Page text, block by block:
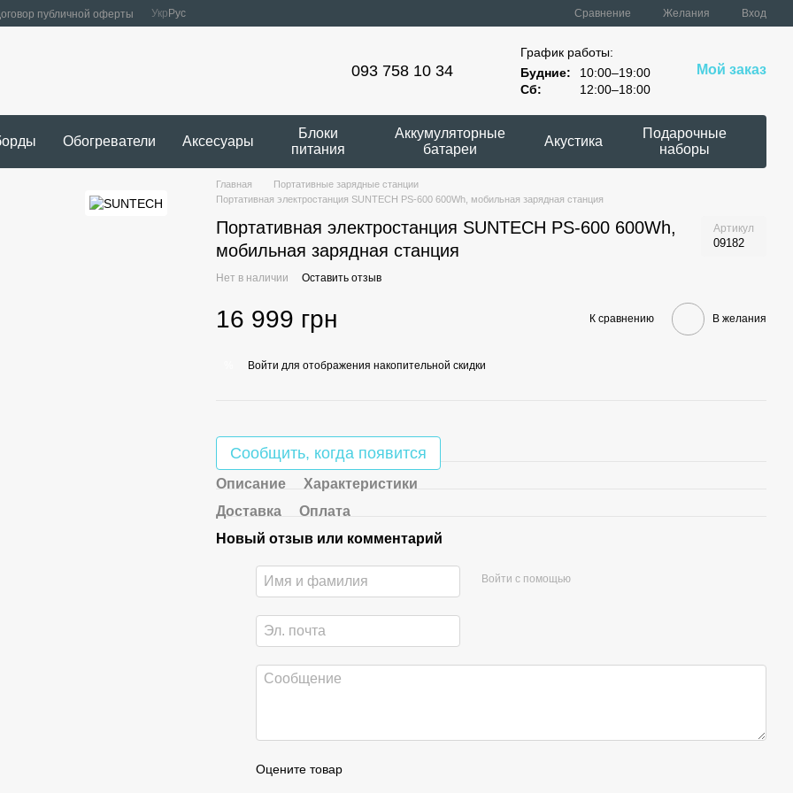
публичной оферты Укр Рус Сравнение Желания Вход
093 758 10 34
График работы:
Будние:
10:00–19:00
Сб:
12:00–18:00
Мой заказ
Обогреватели Аксесуары
Блоки
питания
Аккумуляторные
батареи
Акустика
Подарочные
наборы
Главная
Портативные зарядные станции
Портативная электростанция SUNTECH PS-600 600Wh, мобильная зарядная станция
Портативная электростанция SUNTECH PS-600 600Wh,
мобильная зарядная станция
Артикул
09182
Нет в наличии Оставить отзыв
16 999 грн К сравнению В желания
Войти для отображения накопительной скидки
Сообщить, когда появится
Описание
Характеристики
Доставка
Оплата
Новый отзыв или комментарий
Войти с помощью
Оцените товар